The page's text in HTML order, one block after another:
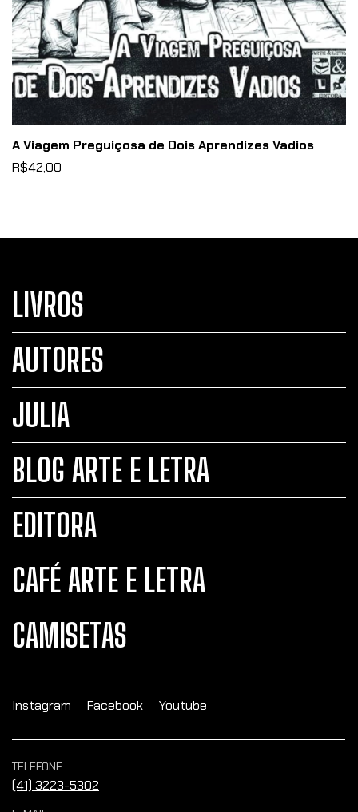
A Viagem Preguiçosa de Dois Aprendizes Vadios
R$42,00
LIVROS
AUTORES
JULIA
BLOG ARTE E LETRA
EDITORA
CAFÉ ARTE E LETRA
CAMISETAS
Instagram Facebook Youtube
TELEFONE
(41) 3223-5302